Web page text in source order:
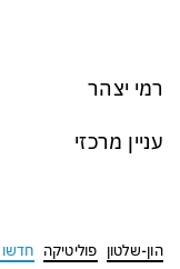
רמי יצהר
עניין מרכזי
הון-שלטון פוליטיקה